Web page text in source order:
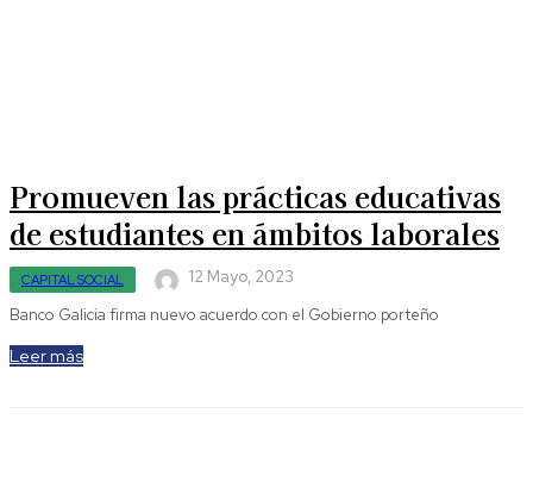
Promueven las prácticas educativas
de estudiantes en ámbitos laborales
CAPITAL SOCIAL
12 Mayo, 2023
Banco Galicia firma nuevo acuerdo con el Gobierno porteño
Leer más